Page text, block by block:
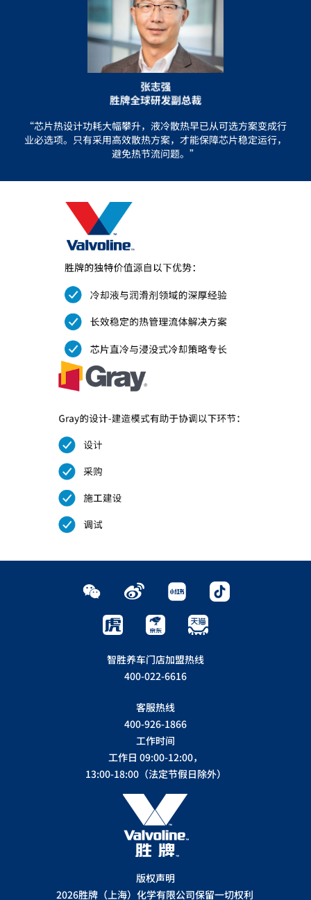
“芯片热设计功耗大幅攀升，液冷散热早已从可选方案变成行
业必选项。只有采用高效散热方案，才能保障芯片稳定运行，
避免热节流问题。”
智胜养车门店加盟热线
400-022-6616
客服热线
400-926-1866
工作时间
工作日 09:00-12:00，
13:00-18:00（法定节假日除外）
版权声明
2026胜牌（上海）化学有限公司保留一切权利